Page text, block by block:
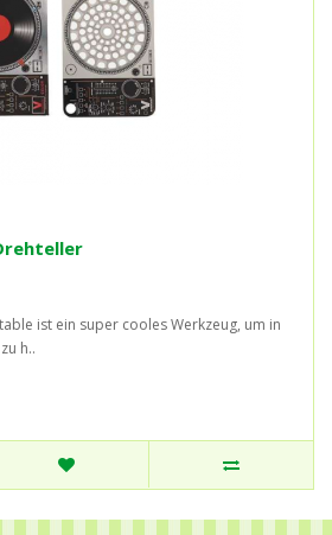
ist ein super cooles Werkzeug, um in
h..